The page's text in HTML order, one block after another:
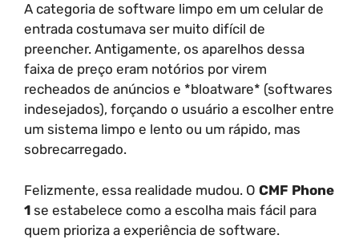
A categoria de software limpo em um celular de
entrada costumava ser muito difícil de
preencher. Antigamente, os aparelhos dessa
faixa de preço eram notórios por virem
recheados de anúncios e *bloatware* (softwares
indesejados), forçando o usuário a escolher entre
um sistema limpo e lento ou um rápido, mas
sobrecarregado.
Felizmente, essa realidade mudou. O CMF Phone
1 se estabelece como a escolha mais fácil para
quem prioriza a experiência de software.